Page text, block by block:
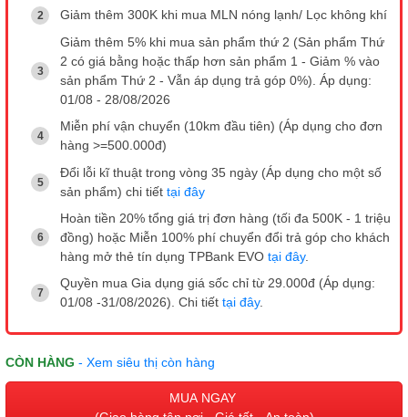
Giảm thêm 300K khi mua MLN nóng lạnh/ Lọc không khí
Giảm thêm 5% khi mua sản phẩm thứ 2 (Sản phẩm Thứ
2 có giá bằng hoặc thấp hơn sản phẩm 1 - Giảm % vào
sản phẩm Thứ 2 - Vẫn áp dụng trả góp 0%). Áp dụng:
01/08 - 28/08/2026
Miễn phí vận chuyển (10km đầu tiên) (Áp dụng cho đơn
hàng >=500.000đ)
Đổi lỗi kĩ thuật trong vòng 35 ngày (Áp dụng cho một số
sản phẩm) chi tiết tại đây
Hoàn tiền 20% tổng giá trị đơn hàng (tối đa 500K - 1 triệu
đồng) hoặc Miễn 100% phí chuyển đổi trả góp cho khách
hàng mở thẻ tín dụng TPBank EVO tại đây.
Quyền mua Gia dụng giá sốc chỉ từ 29.000đ (Áp dụng:
01/08 -31/08/2026). Chi tiết tại đây.
CÒN HÀNG - Xem siêu thị còn hàng
MUA NGAY